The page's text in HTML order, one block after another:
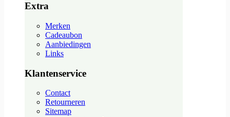
Extra
Merken
Cadeaubon
Aanbiedingen
Links
Klantenservice
Contact
Retourneren
Sitemap